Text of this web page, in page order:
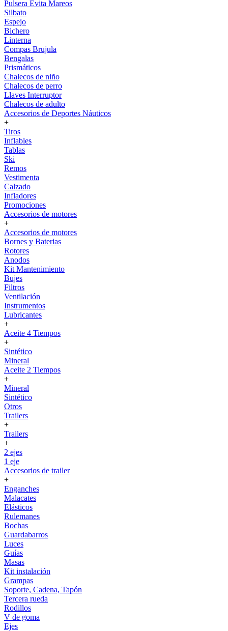
Pulsera Evita Mareos
Silbato
Espejo
Bichero
Linterna
Compas Brujula
Bengalas
Prismáticos
Chalecos de niño
Chalecos de perro
Llaves Interruptor
Chalecos de adulto
Accesorios de Deportes Náuticos
+
Tiros
Inflables
Tablas
Ski
Remos
Vestimenta
Calzado
Infladores
Promociones
Accesorios de motores
+
Accesorios de motores
Bornes y Baterias
Rotores
Anodos
Kit Mantenimiento
Bujes
Filtros
Ventilación
Instrumentos
Lubricantes
+
Aceite 4 Tiempos
+
Sintético
Mineral
Aceite 2 Tiempos
+
Mineral
Sintético
Otros
Trailers
+
Trailers
+
2 ejes
1 eje
Accesorios de trailer
+
Enganches
Malacates
Elásticos
Rulemanes
Bochas
Guardabarros
Luces
Guías
Masas
Kit instalación
Grampas
Soporte, Cadena, Tapón
Tercera rueda
Rodillos
V de goma
Ejes